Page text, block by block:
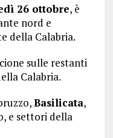
26 ottobre, è
nord e
della Calabria.
sulle restanti
Calabria.
Basilicata,
e settori della